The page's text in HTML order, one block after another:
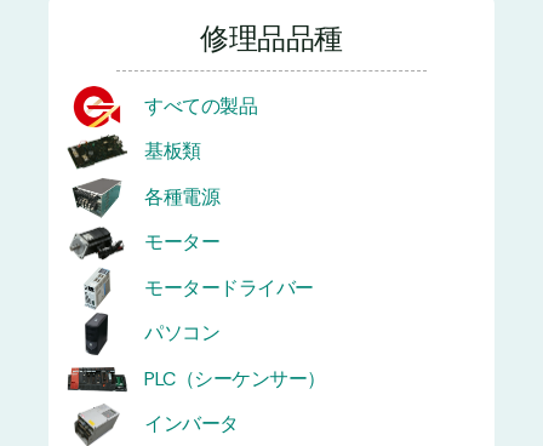
修理品品種
すべての製品
基板類
各種電源
モーター
モータードライバー
パソコン
PLC（シーケンサー）
インバータ